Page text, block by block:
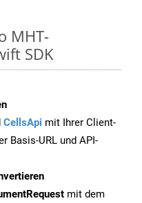
MHT-
SDK
CellsApi mit Ihrer Client-
Basis-URL und API-
mit dem